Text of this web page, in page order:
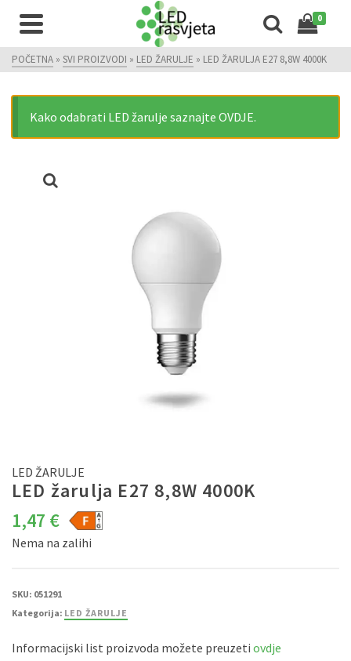
0
POČETNA » SVI PROIZVODI » LED ŽARULJE » LED ŽARULJA E27 8,8W 4000K
Kako odabrati LED žarulje saznajte OVDJE.
LED ŽARULJE
LED žarulja E27 8,8W 4000K
1,47 €
Nema na zalihi
SKU: 051291
Kategorija: LED ŽARULJE
Informacijski list proizvoda možete preuzeti ovdje